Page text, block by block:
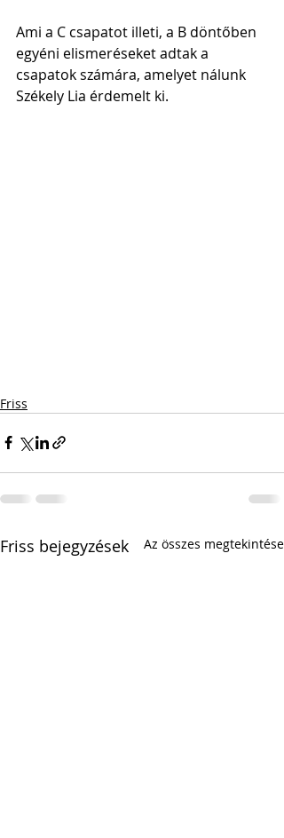
Ami a C csapatot illeti, a B döntőben
egyéni elismeréseket adtak a
csapatok számára, amelyet nálunk
Székely Lia érdemelt ki.
Friss
Friss bejegyzések Az összes megtekintése